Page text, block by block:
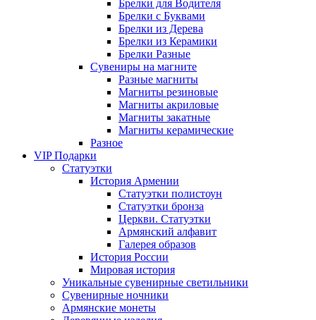
Брелки для Водителя
Брелки с Буквами
Брелки из Дерева
Брелки из Керамики
Брелки Разные
Сувениры на магните
Разные магниты
Магниты резиновые
Магниты акриловые
Магниты закатные
Магниты керамические
Разное
VIP Подарки
Статуэтки
История Армении
Статуэтки полистоун
Статуэтки бронза
Церкви. Статуэтки
Армянский алфавит
Галерея образов
История России
Мировая история
Уникальные сувенирные светильники
Сувенирные ночники
Армянские монеты